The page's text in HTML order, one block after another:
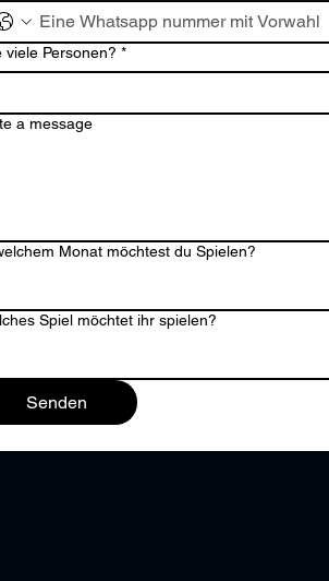
viele Personen? *
a message
Monat möchtest du Spielen?
Spiel möchtet ihr spielen?
Senden